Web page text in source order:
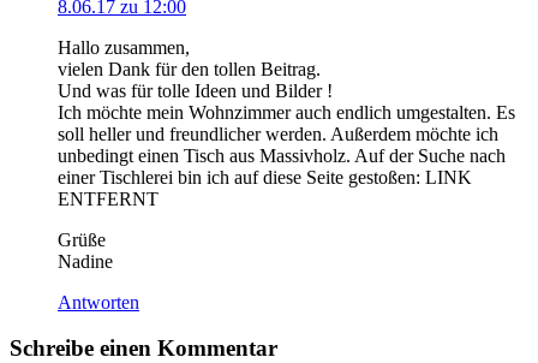
8.06.17 zu 12:00
Hallo zusammen,
vielen Dank für den tollen Beitrag.
Und was für tolle Ideen und Bilder !
Ich möchte mein Wohnzimmer auch endlich umgestalten. Es
soll heller und freundlicher werden. Außerdem möchte ich
unbedingt einen Tisch aus Massivholz. Auf der Suche nach
einer Tischlerei bin ich auf diese Seite gestoßen: LINK
ENTFERNT
Grüße
Nadine
Antworten
Schreibe einen Kommentar